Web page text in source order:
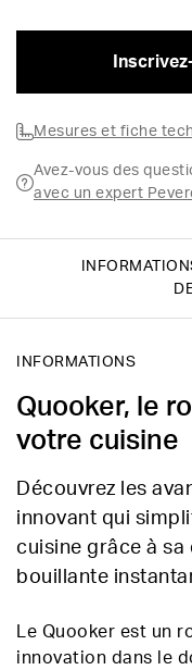
Mesures et fiche
Avez-vous des
avec un expert
INFORMATIONS
Quooker, le
votre cuisine
Découvrez les
innovant qui
cuisine grâce à
bouillante
Le Quooker est un
innovation dans le